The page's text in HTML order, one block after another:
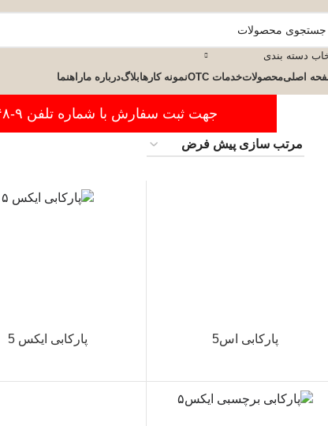
دسته بندی
اصلیمحصولاتخدمات OTC نمونه کارهابلاگدرباره ماراهنما
جهت ثبت سفارش با شماره تلفن ۹-۴۴۹۹۱۷۴۸-۰۲۱ تماس بگیرید.
پارکابی اس5 پارکابی ایکس 5